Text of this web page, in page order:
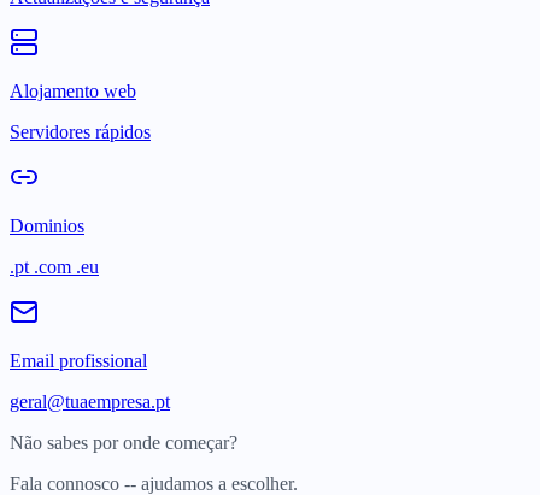
Alojamento web
Servidores rápidos
Dominios
.pt .com .eu
Email profissional
geral@tuaempresa.pt
Não sabes por onde começar?
Fala connosco -- ajudamos a escolher.